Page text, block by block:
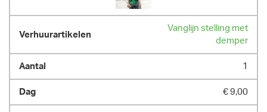
Vanglijn stelling met
demper
1
€ 9,00